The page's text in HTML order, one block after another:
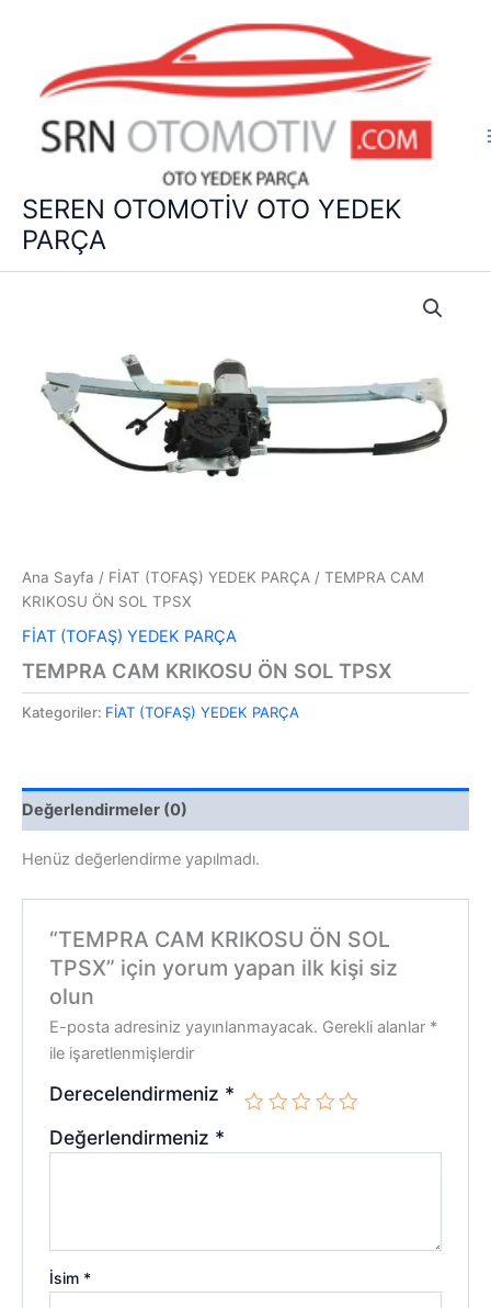
SEREN OTOMOTİV OTO YEDEK
PARÇA
Ana Sayfa / FİAT (TOFAŞ) YEDEK PARÇA / TEMPRA CAM
KRIKOSU ÖN SOL TPSX
FİAT (TOFAŞ) YEDEK PARÇA
TEMPRA CAM KRIKOSU ÖN SOL TPSX
Kategoriler: FİAT (TOFAŞ) YEDEK PARÇA
Değerlendirmeler (0)
Henüz değerlendirme yapılmadı.
“TEMPRA CAM KRIKOSU ÖN SOL
TPSX” için yorum yapan ilk kişi siz
olun
E-posta adresiniz yayınlanmayacak. Gerekli alanlar *
ile işaretlenmişlerdir
Derecelendirmeniz *
Değerlendirmeniz *
İsim *